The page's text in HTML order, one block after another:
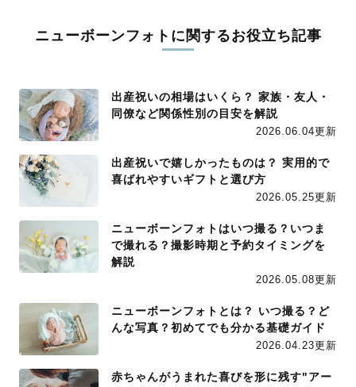
ニューボーンフォトに関するお役立ち記事
出産祝いの相場はいくら？ 家族・友人・
同僚など関係性別の目安を解説
2026.06.04更新
出産祝いで嬉しかったものは？ 実用的で
喜ばれやすいギフトと選び方
2026.05.25更新
ニューボーンフォトはいつ撮る？いつま
で撮れる？撮影時期と予約タイミングを
解説
2026.05.08更新
ニューボーンフォトとは？ いつ撮る？ど
んな写真？初めてでも分かる基礎ガイド
2026.04.23更新
赤ちゃんがうまれた喜びを形に残す"アー